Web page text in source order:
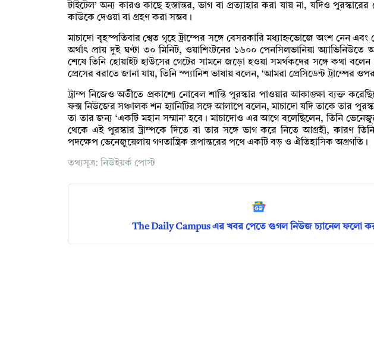
টাইটেল’ অন্য কারও কাছে হস্তান্তর, ভাগ বা প্রত্যাহার করা যায় না, যদিও পুরস্কারের
কাউকে দেওয়া বা গ্রহণ করা সম্ভব।
মাচাদো বৃহস্পতিবার শ্বেত গৃহে ট্রাম্পের সঙ্গে বেসরকারি মধ্যাহ্নভোজে অংশ নেন এবং
অর্থাৎ প্রায় দুই ঘণ্টা ৩০ মিনিট, ওয়াশিংটনের ১৬০০ পেনসিলভানিয়া অ্যাভিনিউতে
শেষে তিনি হোয়াইট হাউসের গেটের সামনে জড়ো হওয়া সমর্থকদের সঙ্গে কথা বলেন
প্রেসের বরাতে জানা যায়, তিনি স্প্যানিশ ভাষায় বলেন, ‘আমরা প্রেসিডেন্ট ট্রাম্পের
ট্রাম্প নিজেও অতীতে প্রকাশ্যে নোবেল শান্তি পুরস্কার পাওয়ার আকাঙ্ক্ষা ব্যক্ত
ফক্স নিউজের সঞ্চালক শন হ্যানিটির সঙ্গে আলাপে বলেন, মাচাদো যদি তাকে তার
তা তার জন্য ‘একটি মহান সম্মান’ হবে। মাচাদোও এর আগে বলেছিলেন, তিনি
থেকে এই পুরস্কার ট্রাম্পকে দিতে বা তার সঙ্গে ভাগ করে নিতে আগ্রহী, কারণ
পদক্ষেপ ভেনেজুয়েলায় গণতান্ত্রিক রূপান্তরের পথে একটি বড় ও ঐতিহাসিক অগ্রগতি।
তথ্যসূত্র: নিউইয়র্ক পোস্ট
The Daily Campus এর খবর পেতে গুগল নিউজ চ্যানেল ফলো